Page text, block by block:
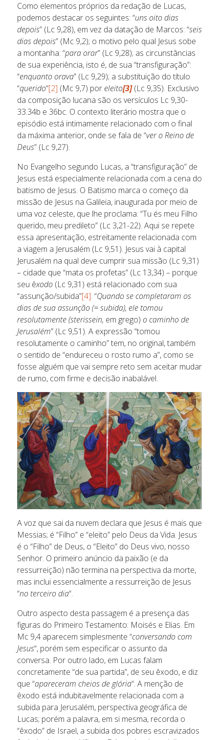
Como elementos próprios da redação de Lucas,
podemos destacar os seguintes: “uns oito dias
depois” (Lc 9,28), em vez da datação de Marcos: “seis
dias depois” (Mc 9,2); o motivo pelo qual Jesus sobe
a montanha: “para orar” (Lc 9,28); as circunstâncias
de sua experiência, isto é, de sua “transfiguração”:
“enquanto orava” (Lc 9,29); a substituição do título
“querido“[2] (Mc 9,7) por eleito[3](Lc 9,35). Exclusivo
da composição lucana são os versículos Lc 9,30-
33.34b e 36bc. O contexto literário mostra que o
episódio está intimamente relacionado com o final
da máxima anterior, onde se fala de “ver o Reino de
Deus” (Lc 9,27).
No Evangelho segundo Lucas, a “transfiguração” de
Jesus está especialmente relacionada com a cena do
batismo de Jesus. O Batismo marca o começo da
missão de Jesus na Galileia, inaugurada por meio de
uma voz celeste, que lhe proclama: “Tu és meu Filho
querido, meu predileto” (Lc 3,21-22). Aqui se repete
essa apresentação, estreitamente relacionada com
a viagem a Jerusalém (Lc 9,51). Jesus vai à capital
Jerusalém na qual deve cumprir sua missão (Lc 9,31)
– cidade que “mata os profetas” (Lc 13,34) – porque
seu êxodo (Lc 9,31) está relacionado com sua
“assunção/subida”[4]. “Quando se completaram os
dias de sua assunção (= subida), ele tomou
resolutamente (sterissein, em grego) o caminho de
Jerusalém” (Lc 9,51). A expressão “tomou
resolutamente o caminho” tem, no original, também
o sentido de “endureceu o rosto rumo a”, como se
fosse alguém que vai sempre reto sem aceitar mudar
de rumo, com firme e decisão inabalável.
A voz que sai da nuvem declara que Jesus é mais que
Messias; é “Filho” e “eleito” pelo Deus da Vida. Jesus
é o “Filho” de Deus, o “Eleito” do Deus vivo, nosso
Senhor. O primeiro anúncio da paixão (e da
ressurreição) não termina na perspectiva da morte,
mas inclui essencialmente a ressurreição de Jesus
“no terceiro dia“.
Outro aspecto desta passagem é a presença das
figuras do Primeiro Testamento: Moisés e Elias. Em
Mc 9,4 aparecem simplesmente “conversando com
Jesus“, porém sem especificar o assunto da
conversa. Por outro lado, em Lucas falam
concretamente “de sua partida”, de seu êxodo, e diz
que “apareceram cheios de glória“. A menção de
êxodo está indubitavelmente relacionada com a
subida para Jerusalém, perspectiva geográfica de
Lucas; porém a palavra, em si mesma, recorda o
“êxodo” de Israel, a subida dos pobres escravizados